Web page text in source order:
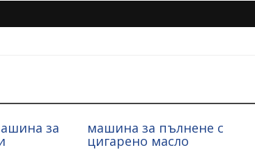
за машина за пълнене с
цигарено масло